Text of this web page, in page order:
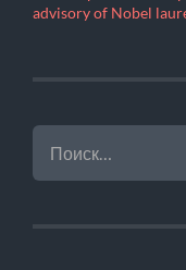
advisory of Nobel
НАЙТИ: